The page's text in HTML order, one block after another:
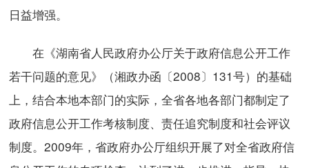
日益增强。
在《湖南省人民政府办公厅关于政府信息公开工作
若干问题的意见》（湘政办函〔2008〕131号）的基础
上，结合本地本部门的实际，全省各地各部门都制定了
政府信息公开工作考核制度、责任追究制度和社会评议
制度。2009年，省政府办公厅组织开展了对全省政府信